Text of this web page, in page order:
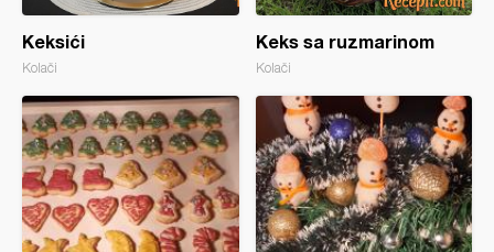
Keksići
Kolači
Keks sa ruzmarinom
Kolači